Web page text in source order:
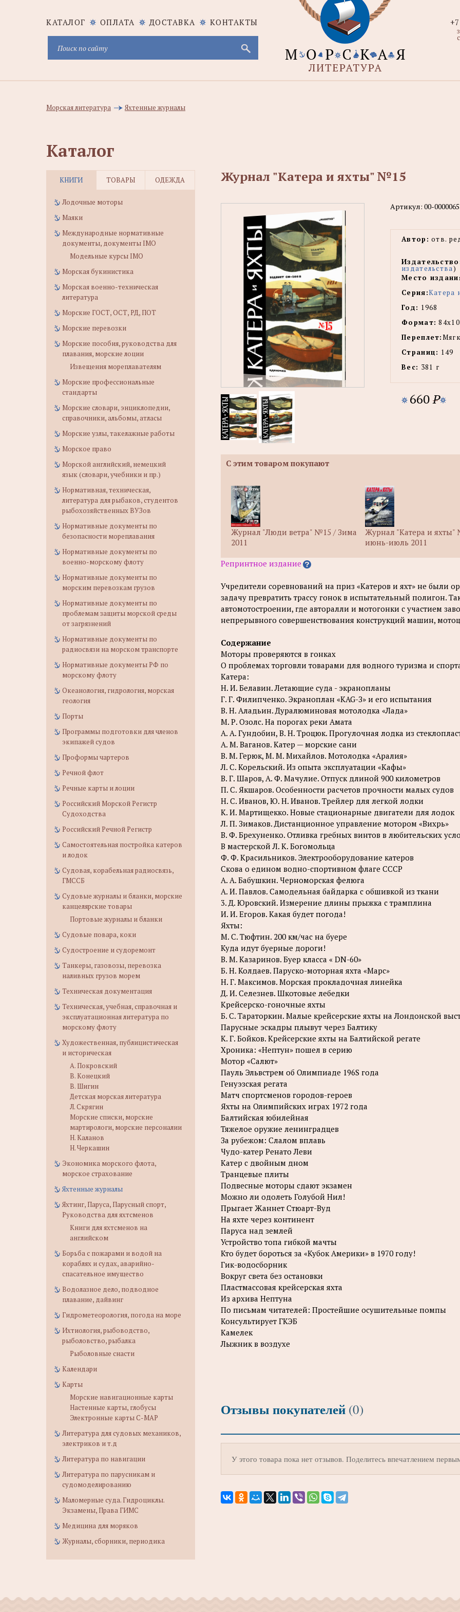
КАТАЛОГ ОПЛАТА ДОСТАВКА КОНТАКТЫ
Морская литература Яхтенные журналы
Каталог
КНИГИ ТОВАРЫ ОДЕЖДА
Лодочные моторы
Маяки
Международные нормативные
документы, документы IMO
Модельные курсы IMO
Морская букинистика
Морская военно-техническая
литература
Морские ГОСТ, ОСТ, РД, ПОТ
Морские перевозки
Морские пособия, руководства для
плавания, морские лоции
Извещения мореплавателям
Морские профессиональные
стандарты
Морские словари, энциклопедии,
справочники, альбомы, атласы
Морские узлы, такелажные работы
Морское право
Морской английский, немецкий
язык (словари, учебники и пр.)
Нормативная, техническая,
литература для рыбаков, студентов
рыбохозяйственных ВУЗов
Нормативные документы по
безопасности мореплавания
Нормативные документы по
военно-морскому флоту
Нормативные документы по
морским перевозкам грузов
Нормативные документы по
проблемам защиты морской среды
от загрязнений
Нормативные документы по
радиосвязи на морском транспорте
Нормативные документы РФ по
морскому флоту
Океанология, гидрология, морская
геология
Порты
Программы подготовки для членов
экипажей судов
Проформы чартеров
Речной флот
Речные карты и лоции
Российский Морской Регистр
Судоходства
Российский Речной Регистр
Самостоятельная постройка катеров
и лодок
Судовая, корабельная радиосвязь,
ГМССБ
Судовые журналы и бланки, морские
канцелярские товары
Портовые журналы и бланки
Судовые повара, коки
Судостроение и судоремонт
Танкеры, газовозы, перевозка
наливных грузов морем
Техническая документация
Техническая, учебная, справочная и
эксплуатационная литература по
морскому флоту
Художественная, публицистическая
и историческая
А. Покровский
В. Конецкий
В. Шигин
Детская морская литература
Л. Скрягин
Морские списки, морские
мартирологи, морские персоналии
Н. Каланов
Н. Черкашин
Экономика морского флота,
морское страхование
Яхтенные журналы
Яхтинг, Паруса, Парусный спорт,
Руководства для яхтсменов
Книги для яхтсменов на
английском
Борьба с пожарами и водой на
кораблях и судах, аварийно-
спасательное имущество
Водолазное дело, подводное
плавание, дайвинг
Гидрометеорология, погода на море
Ихтиология, рыбоводство,
рыболовство, рыбалка
Рыболовные снасти
Календари
Карты
Морские навигационные карты
Настенные карты, глобусы
Электронные карты C-MAP
Литература для судовых механиков,
электриков и т.д
Литература по навигации
Литература по парусникам и
судомоделированию
Маломерные суда. Гидроциклы.
Экзамены, Права ГИМС
Медицина для моряков
Журналы, сборники, периодика
Журнал "Катера и яхты" №15
Артикул: 00-
Автор: отв.
издательства)
Место
Серия:Катера
Год: 1968
Формат:
Переплет:
Страниц: 149
Вес: 381 г
660P
С этим товаром покупают
Журнал "Люди ветра" №15 / Зима
2011
Журнал "Катера и яхты"
июнь-июль 2011
Репринтное издание
Учредители соревнований на приз «Катеров и яхт» не были
задачу превратить трассу гонок в испытательный полигон.
автомотостроении, где авторалли и мотогонки с участием
непрерывного совершенствования конструкций машин,
Содержание
Моторы проверяются в гонках
О проблемах торговли товарами для водного туризма и
Катера:
Н. И. Белавин. Летающие суда - экранопланы
Г. Г. Филипченко. Экраноплан «KAG-З» и его испытания
В. Н. Аладьин. Дуралюминовая мотолодка «Лада»
М. Р. Озолс. На порогах реки Амата
А. А. Гундобин, В. Н. Троцюк. Прогулочная лодка из
A. М. Ваганов. Катер — морские сани
B. М. Герюк, М. М. Михайлов. Мотолодка «Аралия»
Л. С. Корельский. Из опыта эксплуатации «Кафы»
В. Г. Шаров, А. Ф. Мачулие. Отпуск длиной 900 километров
П. С. Якшаров. Особенности расчетов прочности малых судов
Н. С. Иванов, Ю. Н. Иванов. Трейлер для легкой лодки
К. И. Мартищекко. Новые стационарные двигатели для лодок
Л. П. Зимаков. Дистанционное управление мотором «Вихрь»
В. Ф. Брехуненко. Отливка гребных винтов в любительских
В мастерской Л. К. Богомольца
Ф. Ф. Красильников. Электрооборудование катеров
Скова о едином водно-спортивном флаге СССР
А. А. Бабушкин. Черноморская фелюга
A. И. Павлов. Самодельная байдарка с обшивкой из ткани
3. Д. Юровский. Измерение длины прыжка с трамплина
И. И. Егоров. Какая будет погода!
Яхты:
М. С. Тюфтин. 200 км/час на буере
Куда идут буерные дороги!
B. М. Казаринов. Буер класса « DN-60»
Б. Н. Колдаев. Паруско-моторная яхта «Марс»
Н. Г. Максимов. Морская прокладочная линейка
Д. И. Селезнев. Шкотовые лебедки
Крейсерско-гоночные яхты
Б. С. Тараторкин. Малые крейсерские яхты на Лондонской
Парусные эскадры плывут через Балтику
К. Г. Бойков. Крейсерские яхты на Балтийской регате
Хроника: «Нептун» пошел в серию
Мотор «Салют»
Пауль Эльвстрем об Олимпиаде 196S года
Генуэзская регата
Матч спортсменов городов-героев
Яхты на Олимпийских играх 1972 года
Балтийская юбилейная
Тяжелое оружие ленинградцев
За рубежом: Слалом вплавь
Чудо-катер Ренато Леви
Катер с двойным дном
Транцевые плиты
Подвесные моторы сдают экзамен
Можно ли одолеть Голубой Нил!
Прыгает Жаннет Стюарт-Вуд
На яхте через континент
Паруса над землей
Устройство топа гибкой мачты
Кто будет бороться за «Кубок Америки» в 1970 году!
Гик-водосборник
Вокруг света без остановки
Пластмассовая крейсерская яхта
Из архива Нептуна
По письмам читателей: Простейшие осушительные помпы
Консультирует ГКЭБ
Камелек
Лыжник в воздухе
Отзывы покупателей (0)
У этого товара пока нет отзывов. Поделитесь впечатлением